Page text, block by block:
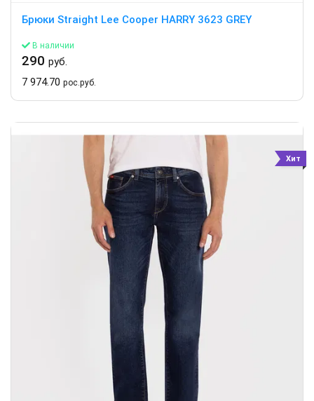
Брюки Straight Lee Cooper HARRY 3623 GREY
В наличии
290 руб.
7 974.70 рос.руб.
Хит